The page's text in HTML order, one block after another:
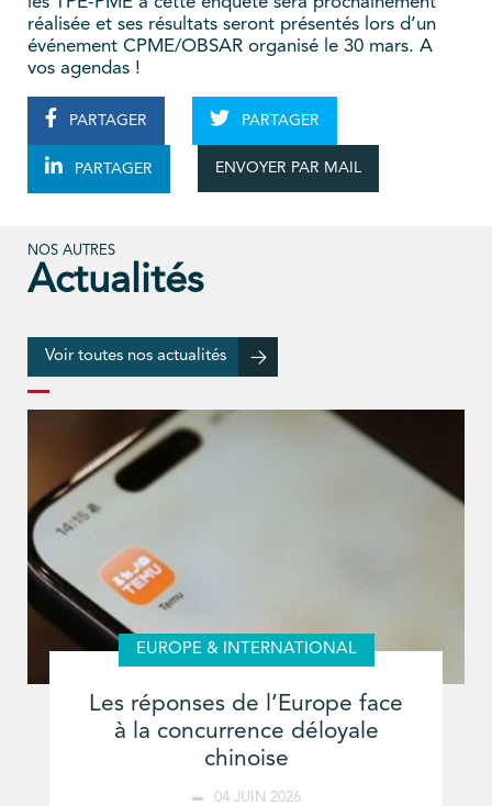
réalisée et ses résultats seront présentés lors d’un
événement CPME/OBSAR organisé le 30 mars. A
vos agendas !
PARTAGER PARTAGER
PARTAGER ENVOYER PAR MAIL
NOS AUTRES
Actualités
Voir toutes nos actualités
EUROPE & INTERNATIONAL
Les réponses de l’Europe face
à la concurrence déloyale
chinoise
04 JUIN 2026